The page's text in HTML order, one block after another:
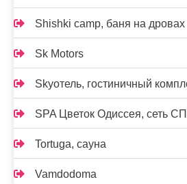
Shishki camp, баня на дровах
Sk Motors
Skyотель, гостиничный
SPA Цветок Одиссея, сеть
Tortuga, сауна
Vamdodoma